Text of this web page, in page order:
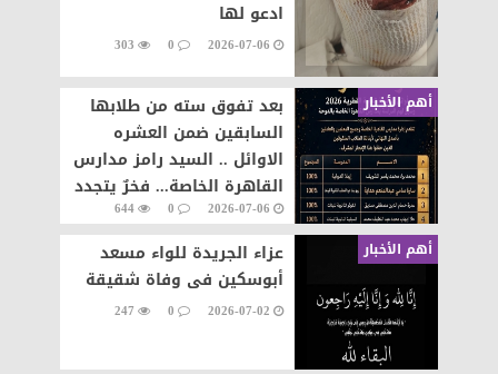
ادعو لها
2026-07-06
0
303
أهم الأخبار
بعد تفوق سته من طلابها
السابقين ضمن العشره
الاوائل .. السيد رامز مدارس
القاهرة الخاصة... فخرٌ يتجدد
وإنجازٌ يتواصل
2026-07-06
0
644
أهم الأخبار
عزاء الجريدة للواء مسعد
أبوسكين فى وفاة شقيقة
2026-07-02
0
247